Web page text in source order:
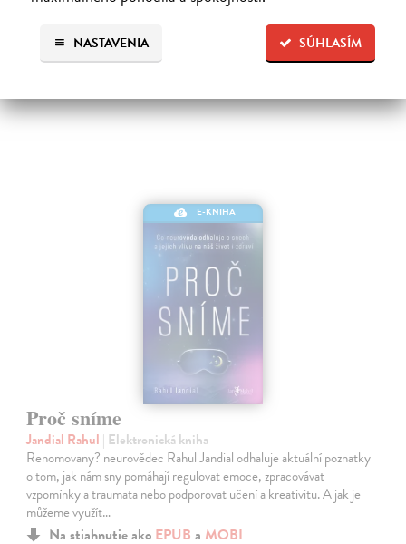
SÚHLASÍM
NASTAVENIA
Na stiahnutie ako
E-KNIHA
Proč sníme
Jandial Rahul | Elektronická kniha
Renomovany? neurovědec Rahul Jandial odhaluje aktuální poznatky
o tom, jak nám sny pomáhají regulovat emoce, zpracovávat
vzpomínky a traumata nebo podporovat učení a kreativitu. A jak je
můžeme využít…
Na stiahnutie ako EPUB a MOBI